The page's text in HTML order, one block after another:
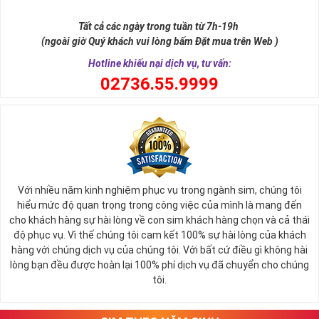
Nhằm tri ân khách hàng hiện tại chúng tôi đang giảm giá sim
một số mặt hàngsim số đẹpgiá cực rẻ. Nếu bạn là người
đang có nhu cầu mua sim số đẹp và muốn một mức giá tối
ưu hãy điểm qua danh sách sim giảm giá trước.
Mỗi đại lý bán sim đều thường có mục sim giảm giá, sim số
những sim số đang mỏi mòn đợi chủ và vì một lý do nào đó,
duyên chưa tới nên vẫn chưa tìm thấy chủ nhân đích thực.
Bạn có thể tùy vào tình hình tài chính mà có thể sắp xếp xem
giá trị của sim từ cao đến thấp để dễ bề chọn lựa.
Thông thường sim giảm giá, sim số đẹp giá rẻ có mức
SALE OFFcó thể vào khoảng 30 - 50% giá trị so với thông
thường.
Các đại lý sim số khi đã gom vào quá nhiều sim mà tình
hình bán không quá khả quan sẽ thanh lọc bớt kho sim số
của mình, việc mua được sim tốt giá mềm là điều hoàn toàn
Tất cả các ngày trong tuần từ 7h-19h
(ngoài giờ Quý khách vui lòng bấm Đặt mua trên Web )
Hotline khiếu nại dịch vụ, tư vấn:
02736.55.9999
Với nhiều năm kinh nghiệm phục vụ trong ngành sim, chúng tôi
hiểu mức độ quan trọng trong công việc của mình là mang đến
cho khách hàng sự hài lòng về con sim khách hàng chọn và cả thái
độ phục vụ. Vì thế chúng tôi cam kết 100% sự hài lòng của khách
hàng với chúng dịch vụ của chúng tôi. Với bất cứ điều gì không hài
lòng bạn đều được hoàn lại 100% phí dịch vụ đã chuyển cho chúng
tôi.